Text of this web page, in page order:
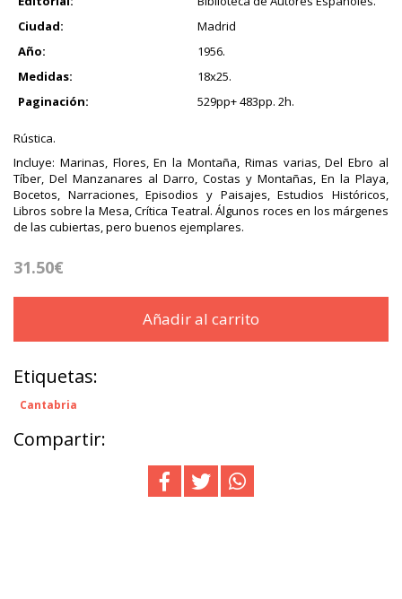
Ciudad:
Madrid
Año:
1956.
Medidas:
18x25.
Paginación:
529pp+ 483pp. 2h.
Rústica.
Incluye: Marinas, Flores, En la Montaña, Rimas varias, Del Ebro al
Tíber, Del Manzanares al Darro, Costas y Montañas, En la Playa,
Bocetos, Narraciones, Episodios y Paisajes, Estudios Históricos,
Libros sobre la Mesa, Crítica Teatral. Álgunos roces en los márgenes
de las cubiertas, pero buenos ejemplares.
31.50€
Añadir al carrito
Etiquetas:
Cantabria
Compartir: